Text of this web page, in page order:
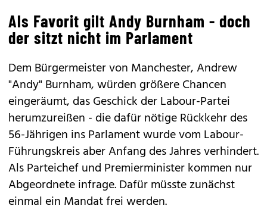
Als Favorit gilt Andy Burnham - doch
der sitzt nicht im Parlament
Dem Bürgermeister von Manchester, Andrew
"Andy" Burnham, würden größere Chancen
eingeräumt, das Geschick der Labour-Partei
herumzureißen - die dafür nötige Rückkehr des
56-Jährigen ins Parlament wurde vom Labour-
Führungskreis aber Anfang des Jahres verhindert.
Als Parteichef und Premierminister kommen nur
Abgeordnete infrage. Dafür müsste zunächst
einmal ein Mandat frei werden.